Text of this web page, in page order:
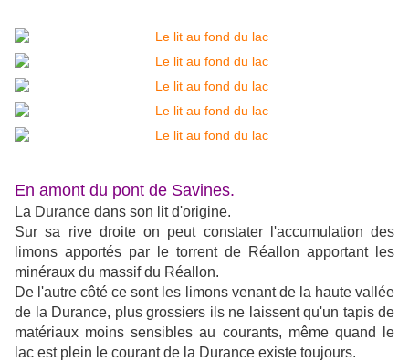
En amont du pont de Savines.
La Durance dans son lit d'origine.
Sur sa rive droite on peut constater l'accumulation des
limons apportés par le torrent de Réallon apportant les
minéraux du massif du Réallon.
De l'autre côté ce sont les limons venant de la haute vallée
de la Durance, plus grossiers ils ne laissent qu'un tapis de
matériaux moins sensibles au courants, même quand le
lac est plein le courant de la Durance existe toujours.